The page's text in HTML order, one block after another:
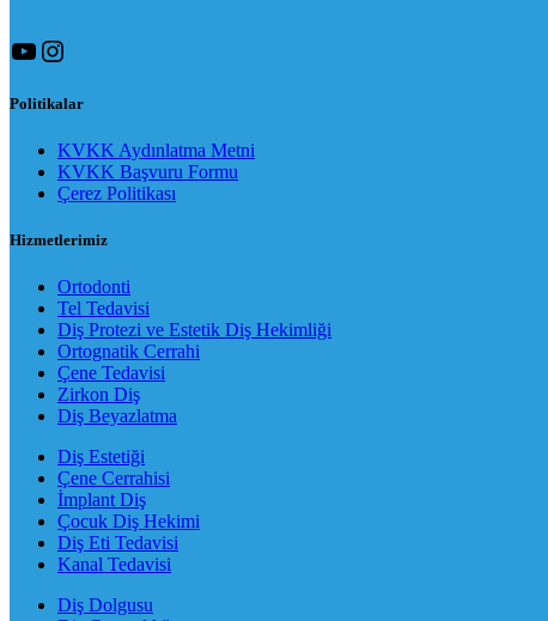
YouTube
Instagram
Politikalar
KVKK Aydınlatma Metni
KVKK Başvuru Formu
Çerez Politikası
Hizmetlerimiz
Ortodonti
Tel Tedavisi
Diş Protezi ve Estetik Diş Hekimliği
Ortognatik Cerrahi
Çene Tedavisi
Zirkon Diş
Diş Beyazlatma
Diş Estetiği
Çene Cerrahisi
İmplant Diş
Çocuk Diş Hekimi
Diş Eti Tedavisi
Kanal Tedavisi
Diş Dolgusu